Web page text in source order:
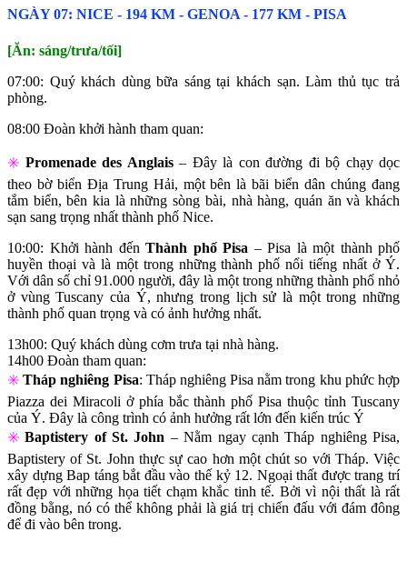
NGÀY 07: NICE ‐ 194 KM ‐ GENOA ‐ 177 KM ‐ PISA
[Ăn: sáng/trưa/tối]
07:00: Quý khách dùng bữa sáng tại khách sạn. Làm thủ tục trả
phòng.
08:00 Đoàn khởi hành tham quan:
✳️ Promenade des Anglais– Đây là con đường đi bộ chạy dọc
theo bờ biển Địa Trung Hải, một bên là bãi biển dân chúng đang
tắm biển, bên kia là những sòng bài, nhà hàng, quán ăn và khách
sạn sang trọng nhất thành phố Nice.
10:00: Khởi hành đến Thành phố Pisa – Pisa là một thành phố
huyền thoại và là một trong những thành phố nổi tiếng nhất ở Ý.
Với dân số chỉ 91.000 người, đây là một trong những thành phố nhỏ
ở vùng Tuscany của Ý, nhưng trong lịch sử là một trong những
thành phố quan trọng và có ảnh hưởng nhất.
13h00: Quý khách dùng cơm trưa tại nhà hàng.
14h00 Đoàn tham quan:
✳️Tháp nghiêng Pisa: Tháp nghiêng Pisa nằm trong khu phức hợp
Piazza dei Miracoli ở phía bắc thành phố Pisa thuộc tỉnh Tuscany
của Ý. Đây là công trình có ảnh hưởng rất lớn đến kiến trúc Ý
✳️Baptistery of St. John – Nằm ngay cạnh Tháp nghiêng Pisa,
Baptistery of St. John thực sự cao hơn một chút so với Tháp. Việc
xây dựng Bap táng bắt đầu vào thế kỷ 12. Ngoại thất được trang trí
rất đẹp với những họa tiết chạm khắc tinh tế. Bởi vì nội thất là rất
đồng bằng, nó có thể không phải là giá trị chiến đấu với đám đông
để đi vào bên trong.